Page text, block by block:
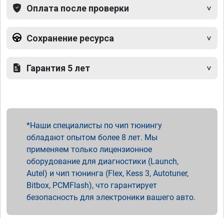
Оплата после проверки
Сохранение ресурса
Гарантия 5 лет
Наши специалисты по чип тюнингу
обладают опытом более 8 лет. Мы
применяем только лицензионное
оборудование для диагностики (Launch,
Autel) и чип тюнинга (Flex, Kess 3, Autotuner,
Bitbox, PCMFlash), что гарантирует
безопасность для электроники вашего авто.